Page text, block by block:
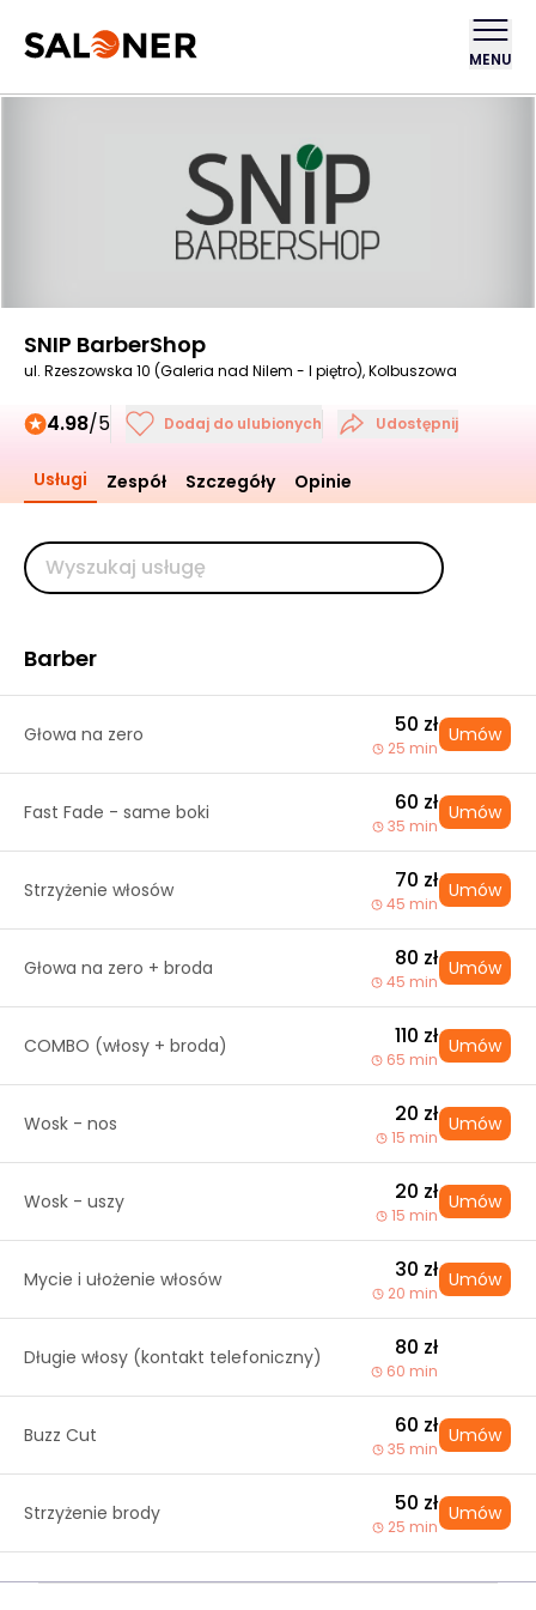
MENU
SNIP BarberShop
ul. Rzeszowska 10 (Galeria nad Nilem - I piętro), Kolbuszowa
4.98/5 Dodaj do ulubionych Udostępnij
Usługi Zespół Szczegóły Opinie
Barber
Głowa na zero 50 zł
25 min
Umów
Fast Fade - same boki 60 zł
35 min
Umów
Strzyżenie włosów 70 zł
45 min
Umów
Głowa na zero + broda 80 zł
45 min
Umów
COMBO (włosy + broda) 110 zł
65 min
Umów
Wosk - nos 20 zł
15 min
Umów
Wosk - uszy 20 zł
15 min
Umów
Mycie i ułożenie włosów 30 zł
20 min
Umów
Długie włosy (kontakt telefoniczny) 80 zł
60 min
Buzz Cut 60 zł
35 min
Umów
Strzyżenie brody 50 zł
25 min
Umów